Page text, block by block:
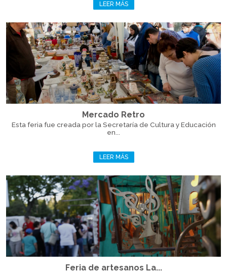
LEER MÁS
Mercado Retro
Esta feria fue creada por la Secretaría de Cultura y Educación
en...
LEER MÁS
Feria de artesanos La...